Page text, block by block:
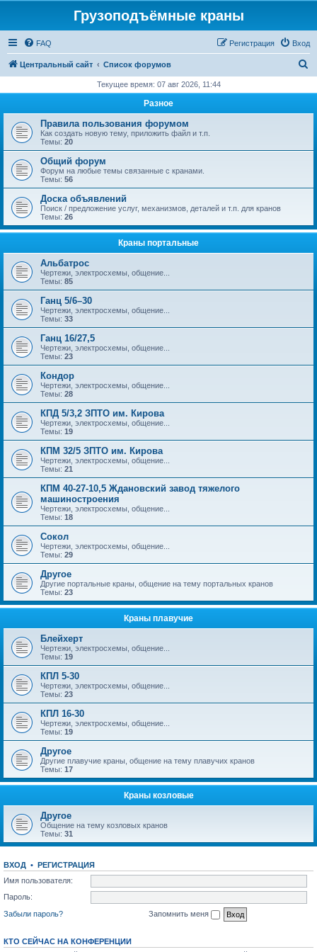
Грузоподъёмные краны
FAQ Вход
Регистрация
Центральный сайт Список форумов
с
Текущее время: 07 авг 2026, 11:44
Разное
Правила пользования форумом
Как создать новую тему, приложить файл и т.п.
Темы: 20
Общий форум
Форум на любые темы связанные с кранами.
Темы: 56
Доска объявлений
Поиск / предложение услуг, механизмов, деталей и т.п. для кранов
Темы: 26
Краны портальные
Альбатрос
Чертежи, электросхемы, общение...
Темы: 85
Ганц 5/6–30
Чертежи, электросхемы, общение...
Темы: 33
Ганц 16/27,5
Чертежи, электросхемы, общение...
Темы: 23
Кондор
Чертежи, электросхемы, общение...
Темы: 28
КПД 5/3,2 ЗПТО им. Кирова
Чертежи, электросхемы, общение...
Темы: 19
КПМ 32/5 ЗПТО им. Кирова
Чертежи, электросхемы, общение...
Темы: 21
КПМ 40-27-10,5 Ждановский завод тяжелого
машиностроения
Чертежи, электросхемы, общение...
Темы: 18
Сокол
Чертежи, электросхемы, общение...
Темы: 29
Другое
Другие портальные краны, общение на тему портальных кранов
Темы: 23
Краны плавучие
Блейхерт
Чертежи, электросхемы, общение...
Темы: 19
КПЛ 5-30
Чертежи, электросхемы, общение...
Темы: 23
КПЛ 16-30
Чертежи, электросхемы, общение...
Темы: 19
Другое
Другие плавучие краны, общение на тему плавучих кранов
Темы: 17
Краны козловые
Другое
Общение на тему козловых кранов
Темы: 31
ВХОД • РЕГИСТРАЦИЯ
Имя пользователя:
Пароль:
Забыли пароль?
Запомнить меня
КТО СЕЙЧАС НА КОНФЕРЕНЦИИ